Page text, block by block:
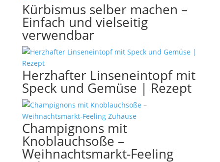
Kürbismus selber machen –
Einfach und vielseitig
verwendbar
Herzhafter Linseneintopf mit
Speck und Gemüse | Rezept
Champignons mit
Knoblauchsoße –
Weihnachtsmarkt-Feeling